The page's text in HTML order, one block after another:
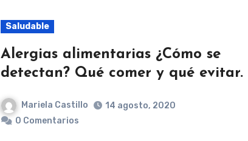
Saludable
Alergias alimentarias ¿Cómo se
detectan? Qué comer y qué evitar.
Mariela Castillo
14 agosto, 2020
0 Comentarios